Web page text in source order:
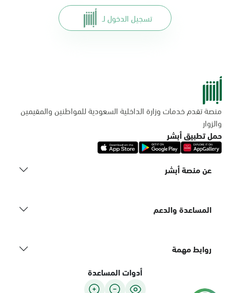
تسجيل الدخول لـ
منصة تقدم خدمات وزارة الداخلية السعودية للمواطنين والمقيمين
والزوار
حمل تطبيق أبشر
عن منصة أبشر
المساعدة والدعم
روابط مهمة
أدوات المساعدة
يستخدم هذا الموقع ملفات تعريف الارتباط للتعرف على المستخدم بشكل فريد و